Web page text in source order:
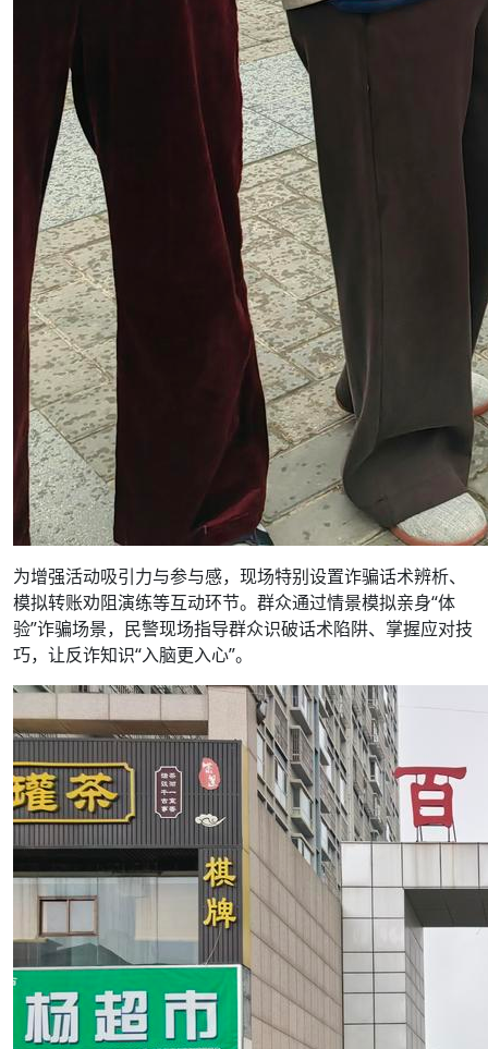
为增强活动吸引力与参与感，现场特别设置诈骗话术辨析、
模拟转账劝阻演练等互动环节。群众通过情景模拟亲身“体
验”诈骗场景，民警现场指导群众识破话术陷阱、掌握应对技
巧，让反诈知识“入脑更入心”。